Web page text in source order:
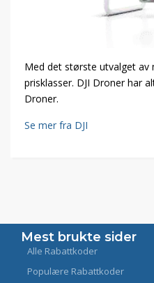
Med det største utvalget av
prisklasser. DJI Droner har
Droner.
Se mer fra DJI
Mest brukte sider
Alle Rabattkoder
Populære Rabattkoder